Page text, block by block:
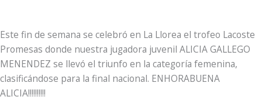
Este fin de semana se celebró en La Llorea el trofeo Lacoste
Promesas donde nuestra jugadora juvenil ALICIA GALLEGO
MENENDEZ se llevó el triunfo en la categoría femenina,
clasificándose para la final nacional. ENHORABUENA
ALICIA!!!!!!!!!!